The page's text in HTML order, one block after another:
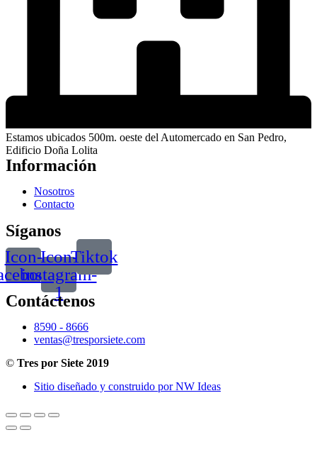
Estamos ubicados 500m. oeste del Automercado en San Pedro,
Edificio Doña Lolita
Información
Nosotros
Contacto
Síganos
Icon-Icon-
instagram-
1
Tiktok
Contáctenos
8590 - 8666
ventas@tresporsiete.com
© Tres por Siete 2019
Sitio diseñado y construido por NW Ideas